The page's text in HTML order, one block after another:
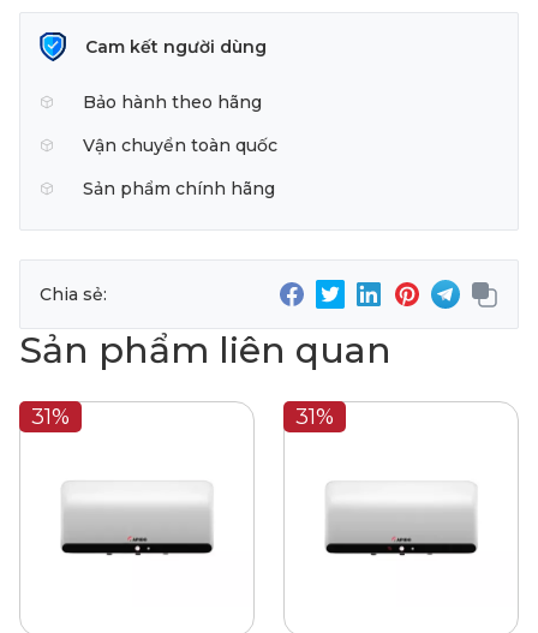
Cam kết người dùng
Bảo hành theo hãng
Vận chuyển toàn quốc
Sản phẩm chính hãng
Chia sẻ:
Sản phẩm liên quan
31% 31%